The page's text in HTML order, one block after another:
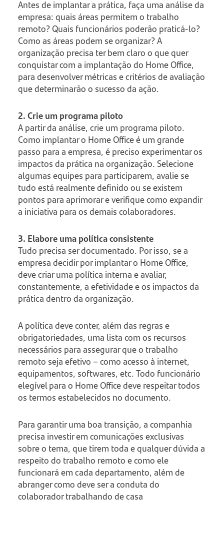
Antes de implantar a prática, faça uma análise da
empresa: quais áreas permitem o trabalho
remoto? Quais funcionários poderão praticá-lo?
Como as áreas podem se organizar? A
organização precisa ter bem claro o que quer
conquistar com a implantação do Home Office,
para desenvolver métricas e critérios de avaliação
que determinarão o sucesso da ação.
2. Crie um programa piloto
A partir da análise, crie um programa piloto.
Como implantar o Home Office é um grande
passo para a empresa, é preciso experimentar os
impactos da prática na organização. Selecione
algumas equipes para participarem, avalie se
tudo está realmente definido ou se existem
pontos para aprimorar e verifique como expandir
a iniciativa para os demais colaboradores.
3. Elabore uma política consistente
Tudo precisa ser documentado. Por isso, se a
empresa decidir por implantar o Home Office,
deve criar uma política interna e avaliar,
constantemente, a efetividade e os impactos da
prática dentro da organização.
A política deve conter, além das regras e
obrigatoriedades, uma lista com os recursos
necessários para assegurar que o trabalho
remoto seja efetivo – como acesso à internet,
equipamentos, softwares, etc. Todo funcionário
elegível para o Home Office deve respeitar todos
os termos estabelecidos no documento.
Para garantir uma boa transição, a companhia
precisa investir em comunicações exclusivas
sobre o tema, que tirem toda e qualquer dúvida a
respeito do trabalho remoto e como ele
funcionará em cada departamento, além de
abranger como deve ser a conduta do
colaborador trabalhando de casa